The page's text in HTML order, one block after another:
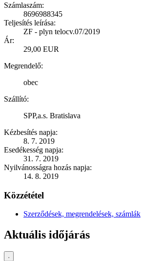
Számlaszám:
8696988345
Teljesítés leírása:
ZF - plyn telocv.07/2019
Ár:
29,00 EUR
Megrendelő:
obec
Szállító:
SPP,a.s. Bratislava
Kézbesítés napja:
8. 7. 2019
Esedékesség napja:
31. 7. 2019
Nyilvánosságra hozás napja:
14. 8. 2019
Közzététel
Szerződések, megrendelések, számlák
Aktuális időjárás